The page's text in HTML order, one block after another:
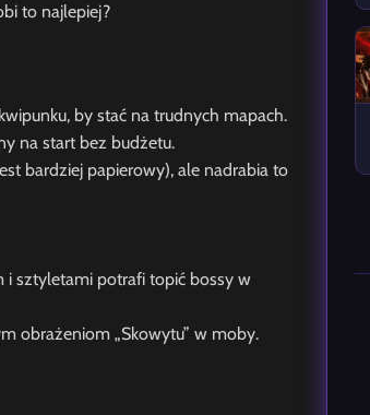
to najlepiej?
by stać na trudnych mapach.
na start bez budżetu.
bardziej papierowy), ale nadrabia to
i sztyletami potrafi topić bossy w
obrażeniom „Skowytu” w moby.